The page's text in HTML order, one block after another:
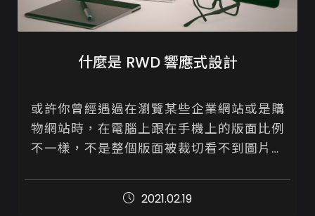
什麼是 RWD 響應式設計
或許你曾經遇過在瀏覽某些企業網站或是購
物網站時，在電腦上跟在手機上的版面比例
不一樣，不是整個版面被裁切看不到圖片、
常不順手，導致最後就直接退出頁面了。
2021.02.19